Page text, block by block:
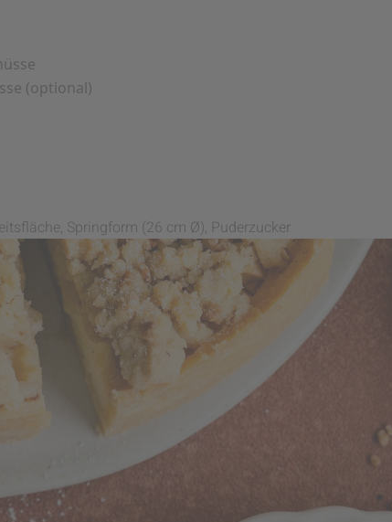
(optional)
Springform (26 cm Ø), Puderzucker